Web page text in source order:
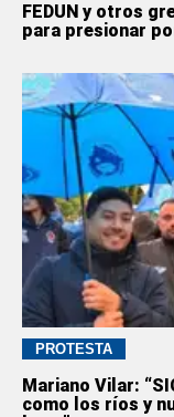
FEDUN y otros
para presionar
PROTESTA
Mariano Vilar:
como los ríos y